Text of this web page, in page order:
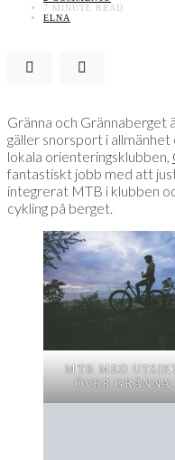
7 MINUTE READ
ELNA
Gränna och Grännaberget
gäller snorsport i
lokala orienteringsklubben,
fantastiskt jobb med att
integrerat MTB i klubben
cykling på berget.
MTB MED
ÖVER GRÄNNA